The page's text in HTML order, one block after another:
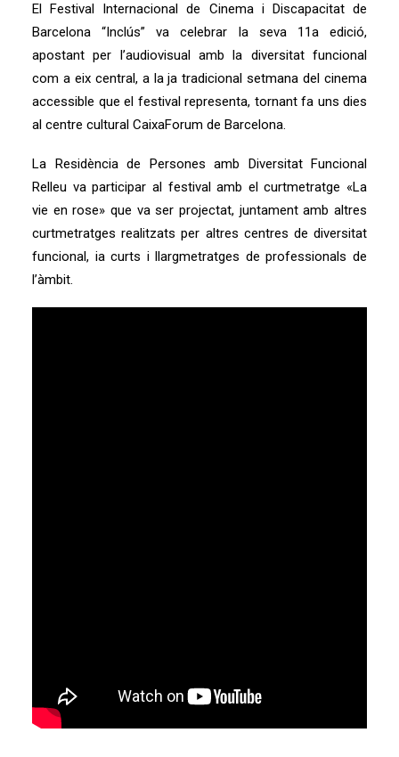
El Festival Internacional de Cinema i Discapacitat de
Barcelona “Inclús” va celebrar la seva 11a edició,
apostant per l’audiovisual amb la diversitat funcional
com a eix central, a la ja tradicional setmana del cinema
accessible que el festival representa, tornant fa uns dies
al centre cultural CaixaForum de Barcelona.
La Residència de Persones amb Diversitat Funcional
Relleu va participar al festival amb el curtmetratge «La
vie en rose» que va ser projectat, juntament amb altres
curtmetratges realitzats per altres centres de diversitat
funcional, ia curts i llargmetratges de professionals de
l’àmbit.